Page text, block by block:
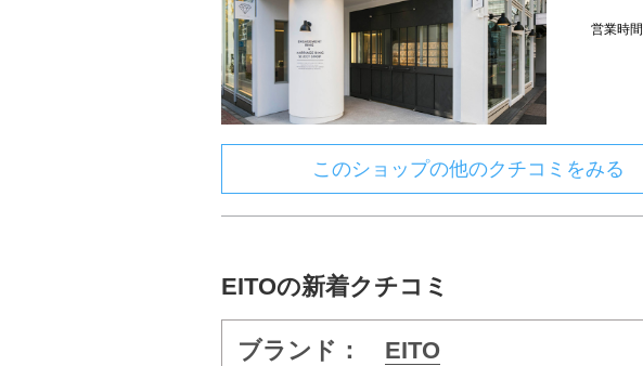
営業時間
このショップの他のクチコミをみる
EITOの新着クチコミ
ブランド： EITO